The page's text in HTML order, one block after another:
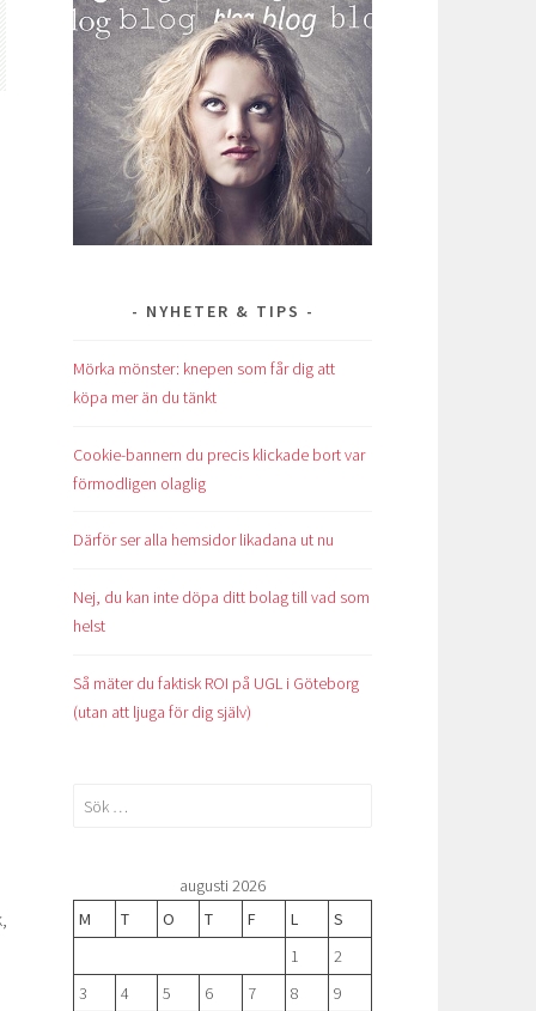
NYHETER & TIPS
Mörka mönster: knepen som får dig att
köpa mer än du tänkt
Cookie-bannern du precis klickade bort var
förmodligen olaglig
Därför ser alla hemsidor likadana ut nu
Nej, du kan inte döpa ditt bolag till vad som
helst
Så mäter du faktisk ROI på UGL i Göteborg
(utan att ljuga för dig själv)
Sök
augusti 2026
M
T O T F L
S
1
2
3
4 5 6 7 8
9